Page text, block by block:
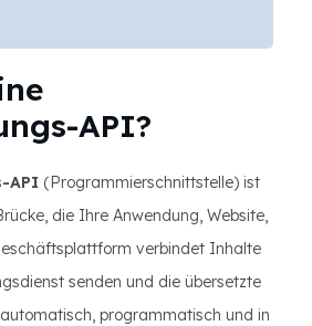
API?
API (Programmierschnittstelle) ist
die Ihre Anwendung, Website,
verbindet Inhalte
senden und die übersetzte
programmatisch und in